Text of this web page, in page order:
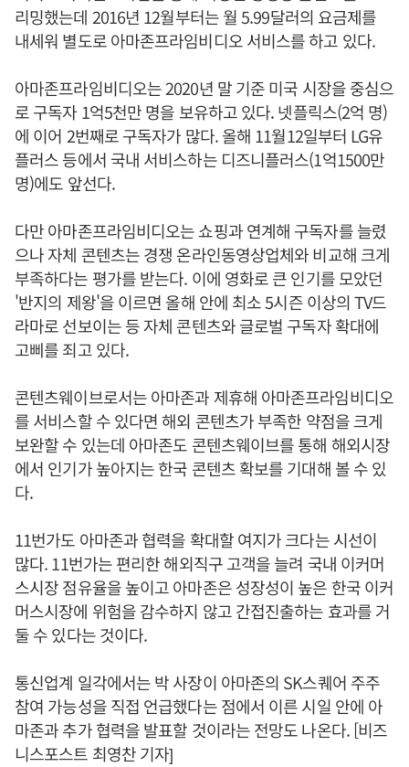
리밍했는데 2016년 12월부터는 월 5.99달러의 요금제를
내세워 별도로 아마존프라임비디오 서비스를 하고 있다.
아마존프라임비디오는 2020년 말 기준 미국 시장을 중심으
로 구독자 1억5천만 명을 보유하고 있다. 넷플릭스(2억 명)
에 이어 2번째로 구독자가 많다. 올해 11월12일부터 LG유
플러스 등에서 국내 서비스하는 디즈니플러스(1억1500만
명)에도 앞선다.
다만 아마존프라임비디오는 쇼핑과 연계해 구독자를 늘렸
으나 자체 콘텐츠는 경쟁 온라인동영상업체와 비교해 크게
부족하다는 평가를 받는다. 이에 영화로 큰 인기를 모았던
'반지의 제왕'을 이르면 올해 안에 최소 5시즌 이상의 TV드
라마로 선보이는 등 자체 콘텐츠와 글로벌 구독자 확대에
고삐를 죄고 있다.
콘텐츠웨이브로서는 아마존과 제휴해 아마존프라임비디오
를 서비스할 수 있다면 해외 콘텐츠가 부족한 약점을 크게
보완할 수 있는데 아마존도 콘텐츠웨이브를 통해 해외시장
에서 인기가 높아지는 한국 콘텐츠 확보를 기대해 볼 수 있
다.
11번가도 아마존과 협력을 확대할 여지가 크다는 시선이
많다. 11번가는 편리한 해외직구 고객을 늘려 국내 이커머
스시장 점유율을 높이고 아마존은 성장성이 높은 한국 이커
머스시장에 위험을 감수하지 않고 간접진출하는 효과를 거
둘 수 있다는 것이다.
통신업계 일각에서는 박 사장이 아마존의 SK스퀘어 주주
참여 가능성을 직접 언급했다는 점에서 이른 시일 안에 아
마존과 추가 협력을 발표할 것이라는 전망도 나온다. [비즈
니스포스트 최영찬 기자]